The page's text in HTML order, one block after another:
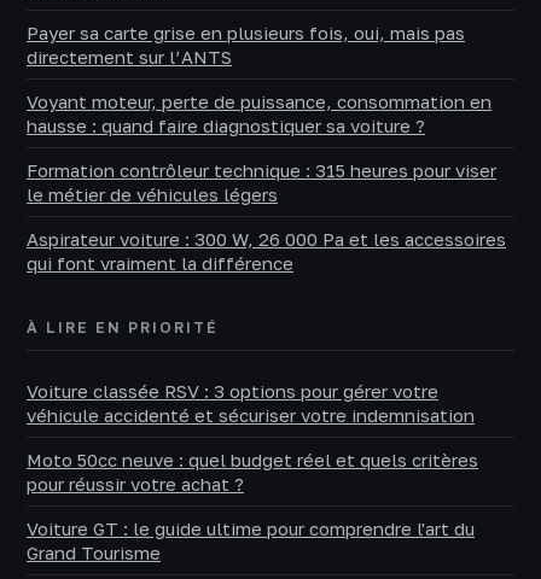
Payer sa carte grise en plusieurs fois, oui, mais pas
directement sur l’ANTS
Voyant moteur, perte de puissance, consommation en
hausse : quand faire diagnostiquer sa voiture ?
Formation contrôleur technique : 315 heures pour viser
le métier de véhicules légers
Aspirateur voiture : 300 W, 26 000 Pa et les accessoires
qui font vraiment la différence
À LIRE EN PRIORITÉ
Voiture classée RSV : 3 options pour gérer votre
véhicule accidenté et sécuriser votre indemnisation
Moto 50cc neuve : quel budget réel et quels critères
pour réussir votre achat ?
Voiture GT : le guide ultime pour comprendre l'art du
Grand Tourisme